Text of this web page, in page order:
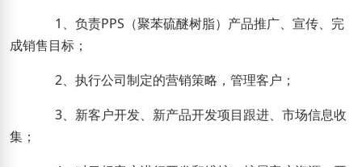
1 、负责PPS （聚苯硫醚树脂） 产品推广、宣传、完
成销售目标；
2、执行公司制定的营销策略，管理客户；
3、新客户开发、新产品开发项目跟进、市场信息收
集；